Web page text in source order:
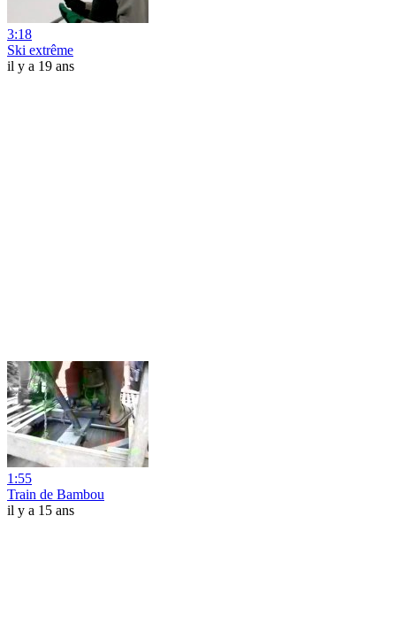
3:18
Ski extrême
il y a 19 ans
1:55
Train de Bambou
il y a 15 ans